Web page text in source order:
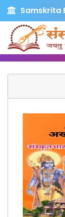
Samskrita